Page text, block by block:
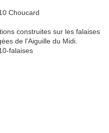
construites sur les falaises
de l'Aiguille du Midi.